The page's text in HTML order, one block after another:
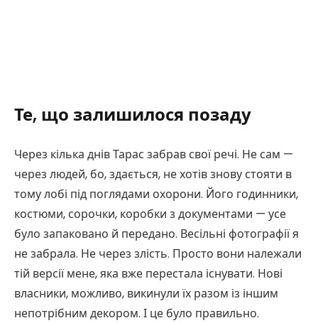
Те, що залишилося позаду
Через кілька днів Тарас забрав свої речі. Не сам —
через людей, бо, здається, не хотів знову стояти в
тому лобі під поглядами охорони. Його годинники,
костюми, сорочки, коробки з документами — усе
було запаковано й передано. Весільні фотографії я
не забрала. Не через злість. Просто вони належали
тій версії мене, яка вже перестала існувати. Нові
власники, можливо, викинули їх разом із іншим
непотрібним декором. І це було правильно.